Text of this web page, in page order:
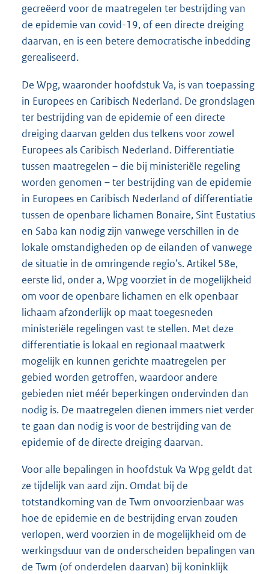
gecreëerd voor de maatregelen ter bestrijding van
de epidemie van covid-19, of een directe dreiging
daarvan, en is een betere democratische inbedding
gerealiseerd.
De Wpg, waaronder hoofdstuk Va, is van toepassing
in Europees en Caribisch Nederland. De grondslagen
ter bestrijding van de epidemie of een directe
dreiging daarvan gelden dus telkens voor zowel
Europees als Caribisch Nederland. Differentiatie
tussen maatregelen – die bij ministeriële regeling
worden genomen – ter bestrijding van de epidemie
in Europees en Caribisch Nederland of differentiatie
tussen de openbare lichamen Bonaire, Sint Eustatius
en Saba kan nodig zijn vanwege verschillen in de
lokale omstandigheden op de eilanden of vanwege
de situatie in de omringende regio’s. Artikel 58e,
eerste lid, onder a, Wpg voorziet in de mogelijkheid
om voor de openbare lichamen en elk openbaar
lichaam afzonderlijk op maat toegesneden
ministeriële regelingen vast te stellen. Met deze
differentiatie is lokaal en regionaal maatwerk
mogelijk en kunnen gerichte maatregelen per
gebied worden getroffen, waardoor andere
gebieden niet méér beperkingen ondervinden dan
nodig is. De maatregelen dienen immers niet verder
te gaan dan nodig is voor de bestrijding van de
epidemie of de directe dreiging daarvan.
Voor alle bepalingen in hoofdstuk Va Wpg geldt dat
ze tijdelijk van aard zijn. Omdat bij de
totstandkoming van de Twm onvoorzienbaar was
hoe de epidemie en de bestrijding ervan zouden
verlopen, werd voorzien in de mogelijkheid om de
werkingsduur van de onderscheiden bepalingen van
de Twm (of onderdelen daarvan) bij koninklijk